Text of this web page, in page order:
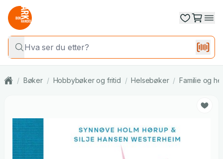
/ Bøker / Hobbybøker og fritid / Helsebøker / Familie og